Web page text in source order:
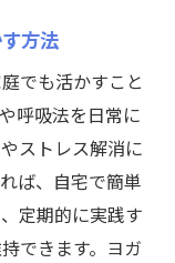
方法
でも活かすこと
呼吸法を日常に
ストレス解消に
ば、自宅で簡単
定期的に実践す
できます。ヨガ